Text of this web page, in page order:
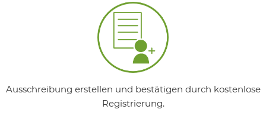
Ausschreibung erstellen und bestätigen durch kostenlose
Registrierung.